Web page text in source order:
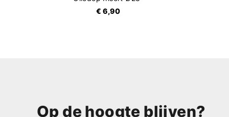
€ 6,90
Op de hoogte blijven?